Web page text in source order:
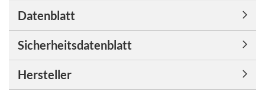
Datenblatt
Sicherheitsdatenblatt
Hersteller